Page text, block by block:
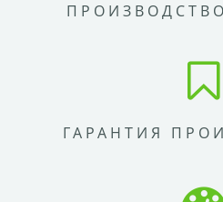
ГАРАНТИЯ